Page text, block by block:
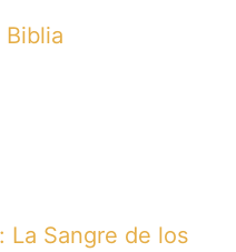
La Sangre de los